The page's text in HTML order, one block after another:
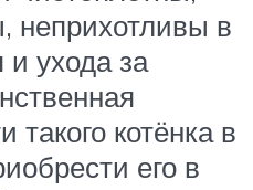
в
и ухода за
котёнка в
его в